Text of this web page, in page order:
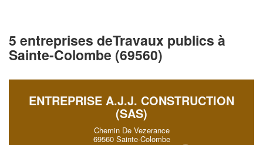
5 entreprises deTravaux publics à
Sainte-Colombe (69560)
ENTREPRISE A.J.J. CONSTRUCTION
(SAS)
Chemin De Vezerance
69560 Sainte-Colombe